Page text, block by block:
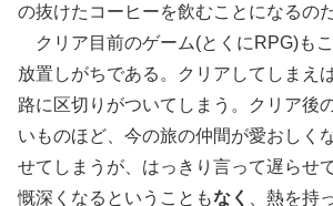
の抜けたコーヒーを飲むことになるのだ
クリア目前のゲーム(とくにRPG)も
放置しがちである。クリアしてしまえ
路に区切りがついてしまう。クリア後
いものほど、今の旅の仲間が愛おしく
せてしまうが、はっきり言って遅らせ
慨深くなるということもなく
、熱を持